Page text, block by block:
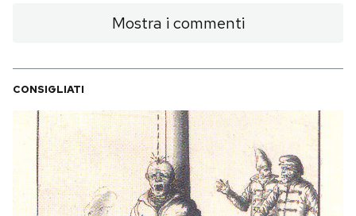
Mostra i commenti
CONSIGLIATI